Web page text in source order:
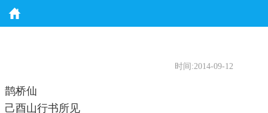
时间:2014-09-12
鹊桥仙
己酉山行书所见